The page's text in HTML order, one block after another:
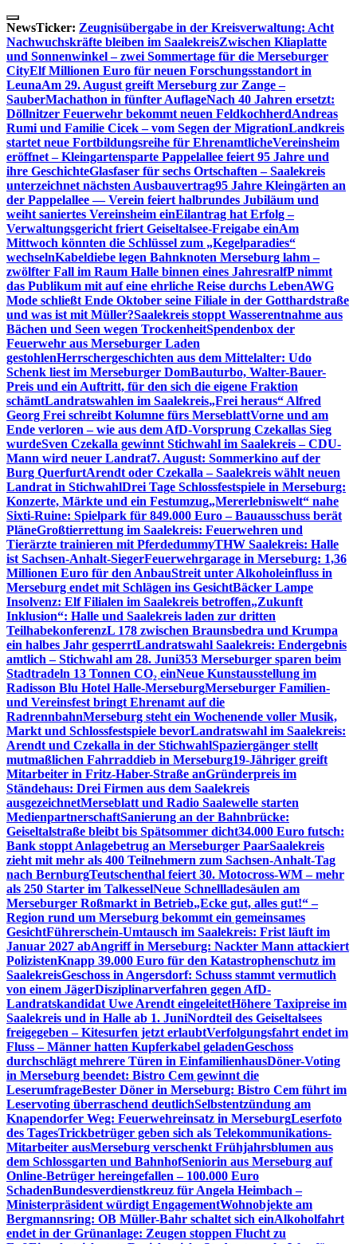
Skip
to
content
NewsTicker: Zeugnisübergabe in der Kreisverwaltung: Acht
Nachwuchskräfte bleiben im SaalekreisZwischen Kliaplatte
und Sonnenwinkel – zwei Sommertage für die Merseburger
CityElf Millionen Euro für neuen Forschungsstandort in
LeunaAm 29. August greift Merseburg zur Zange –
SauberMachathon in fünfter AuflageNach 40 Jahren ersetzt:
Döllnitzer Feuerwehr bekommt neuen FeldkochherdAndreas
Rumi und Familie Cicek – vom Segen der MigrationLandkreis
startet neue Fortbildungsreihe für EhrenamtlicheVereinsheim
eröffnet – Kleingartensparte Pappelallee feiert 95 Jahre und
ihre GeschichteGlasfaser für sechs Ortschaften – Saalekreis
unterzeichnet nächsten Ausbauvertrag95 Jahre Kleingärten an
der Pappelallee — Verein feiert halbrundes Jubiläum und
weiht saniertes Vereinsheim einEilantrag hat Erfolg –
Verwaltungsgericht friert Geiseltalsee-Freigabe einAm
Mittwoch könnten die Schlüssel zum „Kegelparadies“
wechselnKabeldiebe legen Bahnknoten Merseburg lahm –
zwölfter Fall im Raum Halle binnen eines JahresralfP nimmt
das Publikum mit auf eine ehrliche Reise durchs LebenAWG
Mode schließt Ende Oktober seine Filiale in der Gotthardstraße
und was ist mit Müller?Saalekreis stoppt Wasserentnahme aus
Bächen und Seen wegen TrockenheitSpendenbox der
Feuerwehr aus Merseburger Laden
gestohlenHerrschergeschichten aus dem Mittelalter: Udo
Schenk liest im Merseburger DomBauturbo, Walter-Bauer-
Preis und ein Auftritt, für den sich die eigene Fraktion
schämtLandratswahlen im Saalekreis„Frei heraus“ Alfred
Georg Frei schreibt Kolumne fürs MerseblattVorne und am
Ende verloren – wie aus dem AfD-Vorsprung Czekallas Sieg
wurdeSven Czekalla gewinnt Stichwahl im Saalekreis – CDU-
Mann wird neuer Landrat7. August: Sommerkino auf der
Burg QuerfurtArendt oder Czekalla – Saalekreis wählt neuen
Landrat in StichwahlDrei Tage Schlossfestspiele in Merseburg:
Konzerte, Märkte und ein Festumzug„Mererlebniswelt“ nahe
Sixti-Ruine: Spielpark für 849.000 Euro – Bauausschuss berät
PläneGroßtierrettung im Saalekreis: Feuerwehren und
Tierärzte trainieren mit PferdedummyTHW Saalekreis: Halle
ist Sachsen-Anhalt-SiegerFeuerwehrgarage in Merseburg: 1,36
Millionen Euro für den AnbauStreit unter Alkoholeinfluss in
Merseburg endet mit Schlägen ins GesichtBäcker Lampe
Insolvenz: Elf Filialen im Saalekreis betroffen„Zukunft
Inklusion“: Halle und Saalekreis laden zur dritten
TeilhabekonferenzL 178 zwischen Braunsbedra und Krumpa
ein halbes Jahr gesperrtLandratswahl Saalekreis: Endergebnis
amtlich – Stichwahl am 28. Juni353 Merseburger sparen beim
Stadtradeln 13 Tonnen CO₂ einNeue Kunstausstellung im
Radisson Blu Hotel Halle-MerseburgMerseburger Familien-
und Vereinsfest bringt Ehrenamt auf die
RadrennbahnMerseburg steht ein Wochenende voller Musik,
Markt und Schlossfestspiele bevorLandratswahl im Saalekreis:
Arendt und Czekalla in der StichwahlSpaziergänger stellt
mutmaßlichen Fahrraddieb in Merseburg19-Jähriger greift
Mitarbeiter in Fritz-Haber-Straße anGründerpreis im
Ständehaus: Drei Firmen aus dem Saalekreis
ausgezeichnetMerseblatt und Radio Saalewelle starten
MedienpartnerschaftSanierung an der Bahnbrücke:
Geiseltalstraße bleibt bis Spätsommer dicht34.000 Euro futsch:
Bank stoppt Anlagebetrug an Merseburger PaarSaalekreis
zieht mit mehr als 400 Teilnehmern zum Sachsen-Anhalt-Tag
nach BernburgTeutschenthal feiert 30. Motocross-WM – mehr
als 250 Starter im TalkesselNeue Schnellladesäulen am
Merseburger Roßmarkt in Betrieb„Ecke gut, alles gut!“ –
Region rund um Merseburg bekommt ein gemeinsames
GesichtFührerschein-Umtausch im Saalekreis: Frist läuft im
Januar 2027 abAngriff in Merseburg: Nackter Mann attackiert
PolizistenKnapp 39.000 Euro für den Katastrophenschutz im
SaalekreisGeschoss in Angersdorf: Schuss stammt vermutlich
von einem JägerDisziplinarverfahren gegen AfD-
Landratskandidat Uwe Arendt eingeleitetHöhere Taxipreise im
Saalekreis und in Halle ab 1. JuniNordteil des Geiseltalsees
freigegeben – Kitesurfen jetzt erlaubtVerfolgungsfahrt endet im
Fluss – Männer hatten Kupferkabel geladenGeschoss
durchschlägt mehrere Türen in EinfamilienhausDöner-Voting
in Merseburg beendet: Bistro Cem gewinnt die
LeserumfrageBester Döner in Merseburg: Bistro Cem führt im
Leservoting überraschend deutlichSelbstentzündung am
Knapendorfer Weg: Feuerwehreinsatz in MerseburgLeserfoto
des TagesTrickbetrüger geben sich als Telekommunikations-
Mitarbeiter ausMerseburg verschenkt Frühjahrsblumen aus
dem Schlossgarten und BahnhofSeniorin aus Merseburg auf
Online-Betrüger hereingefallen – 100.000 Euro
SchadenBundesverdienstkreuz für Angela Heimbach –
Ministerpräsident würdigt EngagementWohnobjekte am
Bergmannsring: OB Müller-Bahr schaltet sich einAlkoholfahrt
endet in der Grünanlage: Zeugen stoppen Flucht zu